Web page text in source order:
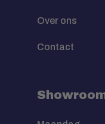
Over ons
Contact